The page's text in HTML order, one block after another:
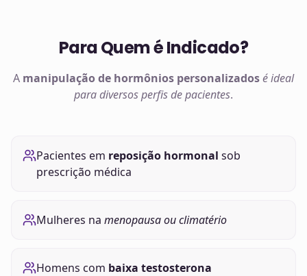
Para Quem é Indicado?
A manipulação de hormônios personalizadosé ideal
para diversos perfis de pacientes.
Pacientes em reposição hormonal sob
prescrição médica
Mulheres na menopausa ou climatério
Homens com baixa testosterona